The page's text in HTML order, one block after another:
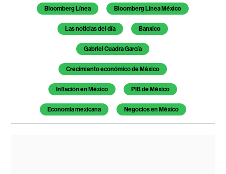
Temas de este artículo
Bloomberg Línea Bloomberg Línea México
Las noticias del día Banxico
Gabriel Cuadra García
Crecimiento económico de México
Inflación en México PIB de México
Economía mexicana Negocios en México